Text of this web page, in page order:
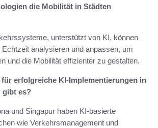
die Mobilität in Städten
unterstützt von KI, können
analysieren und anpassen, um
und die Mobilität effizienter zu gestalten.
erfolgreiche KI-Implementierungen in
gibt es?
und Singapur haben KI-basierte
wie Verkehrsmanagement und